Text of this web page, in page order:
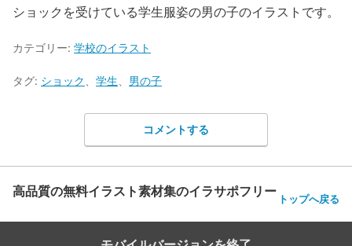
ショックを受けている学生服姿の男の子のイラストです。
カテゴリー: 学校のイラスト
タグ: ショック 学生 男の子
コメントする
高品質の無料イラスト素材集のイラサポフリー トップへ戻る